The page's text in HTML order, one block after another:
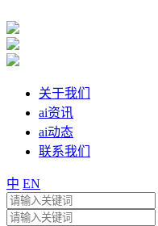
关于我们
ai资讯
ai动态
联系我们
中 EN